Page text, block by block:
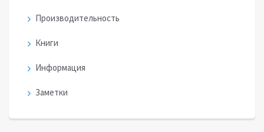
Производительность
Книги
Информация
Заметки